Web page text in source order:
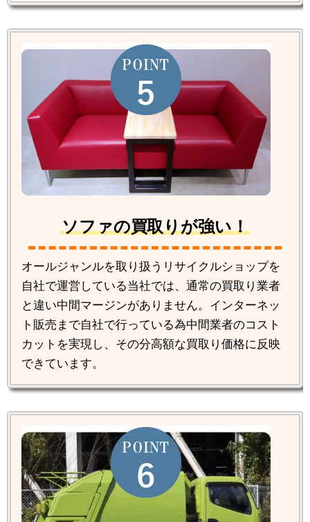
ソファの買取りが強い！
オールジャンルを取り扱うリサイクルショップを
自社で運営している当社では、通常の買取り業者
と違い中間マージンがありません。インターネッ
ト販売まで自社で行っている為中間業者のコスト
カットを実現し、その分高額な買取り価格に反映
できています。